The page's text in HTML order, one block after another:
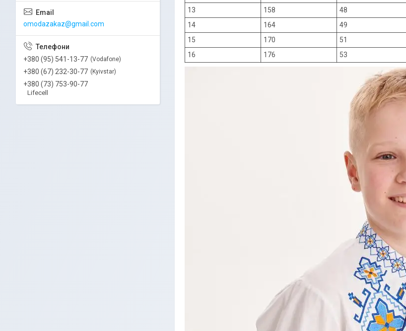
13 158 48
14
164 49
15
170 51
16
176 53
omodazakaz@gmail.com
+380 (95) 541-13-77 Vodafone
+380 (67) 232-30-77 Kyivstar
+380 (73) 753-90-77
Lifecell